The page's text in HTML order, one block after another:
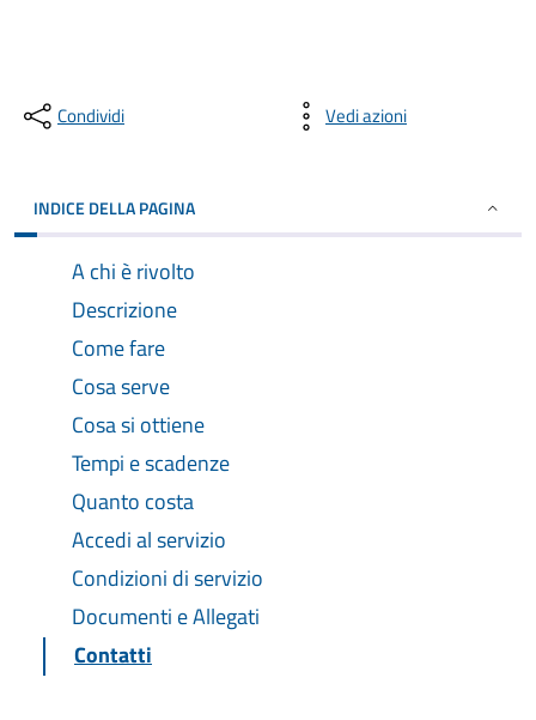
Condividi Vedi azioni
INDICE DELLA PAGINA
A chi è rivolto
Descrizione
Come fare
Cosa serve
Cosa si ottiene
Tempi e scadenze
Quanto costa
Accedi al servizio
Condizioni di servizio
Documenti e Allegati
Contatti